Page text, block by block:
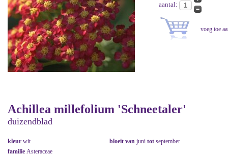
aantal:
Achillea millefolium 'Schneetaler'
duizendblad
kleur wit bloeit van juni tot september
familie Asteraceae